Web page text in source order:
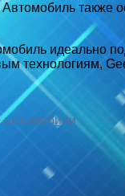
Автомобиль
идеально
технологиям,